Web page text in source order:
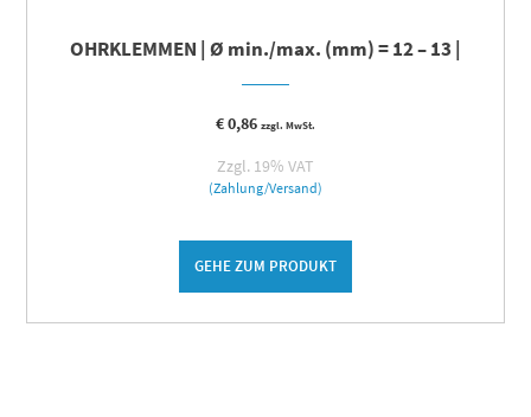
OHRKLEMMEN | Ø min./max. (mm) = 12 – 13 |
€0,86 zzgl. MwSt.
Zzgl. 19% VAT
(Zahlung/Versand)
GEHE ZUM PRODUKT